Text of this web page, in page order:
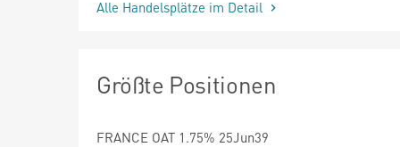
Alle Handelsplätze im Detail
Größte Positionen
FRANCE OAT 1.75% 25Jun39